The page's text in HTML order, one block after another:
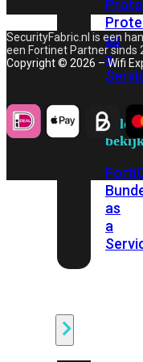
as
a
Alles
as
a
SecurityFabric.nl is een
een Fortinet Partner sinds
Copyright © 2026 – Wifi